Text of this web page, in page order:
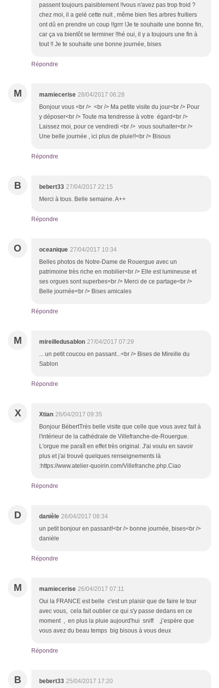
passent toujours paisiblement !!vous n'avez pas trop froid ?
chez moi, il a gelé cette nuit , même bien !les arbres fruitiers
ont dû en prendre un coup !!grrr !Je te souhaite une bonne fin,
car ça va bientôt se terminer !!hé oui, il y a toujours une fin à
tout !! Je te souhaite une bonne journée, bises
Répondre
M mamiecerise 28/04/2017 06:28
Bonjour vous <br /> <br /> Ma petite visite du jour<br /> Pour
y déposer<br /> Toute ma tendresse à votre égard<br />
Laissez moi, pour ce vendredi <br /> vous souhaiter<br />
Une belle journée , ici plus de pluie!!<br /> Bisous
Répondre
B bebert33 27/04/2017 22:15
Merci à tous. Belle semaine. A++
Répondre
O oceanique 27/04/2017 10:34
Belles photos de Notre-Dame de Rouergue avec un
patrimoine très riche en mobilier<br /> Elle est lumineuse et
ses orgues sont superbes<br /> Merci de ce partage<br />
Belle journée<br /> Bises amicales
Répondre
M mireilledusablon 27/04/2017 07:29
... un petit coucou en passant...<br /> Bises de Mireille du
Sablon
Répondre
X Xtian 26/04/2017 09:35
Bonjour BébertTrès belle visite que celle que vous avez fait à
l'intérieur de la cathédrale de Villefranche-de-Rouergue.
L'orgue me paraît en effet très original. J'ai voulu en savoir
plus et j'ai trouvé quelques renseignements là
:https://www.atelier-quoirin.com/Villefranche.php.Ciao
Répondre
D danièle 26/04/2017 08:34
un petit bonjour en passant!<br /> bonne journée, bises<br />
danièle
Répondre
M mamiecerise 26/04/2017 07:11
Oui la FRANCE est belle c'est un plaisir que de faire le tour
avec vous, cela fait oublier ce qui s'y passe dedans en ce
moment , en plus la pluie aujourd'hui sniff ,j’espère que
vous avez du beau temps big bisous à vous deux
Répondre
B bebert33 25/04/2017 17:20